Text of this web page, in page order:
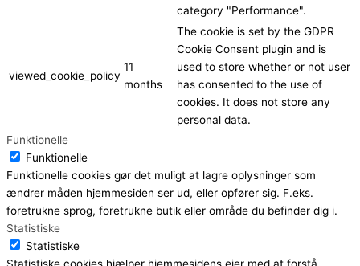
category "Performance".
viewed_cookie_policy
11
months
The cookie is set by the GDPR
Cookie Consent plugin and is
used to store whether or not user
has consented to the use of
cookies. It does not store any
personal data.
Funktionelle
Funktionelle
Funktionelle cookies gør det muligt at lagre oplysninger som
ændrer måden hjemmesiden ser ud, eller opfører sig. F.eks.
foretrukne sprog, foretrukne butik eller område du befinder dig i.
Statistiske
Statistiske
Statistiske cookies hjælper hjemmesidens ejer med at forstå,